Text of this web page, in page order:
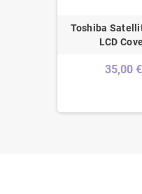
Toshiba
LCD
35,00 €